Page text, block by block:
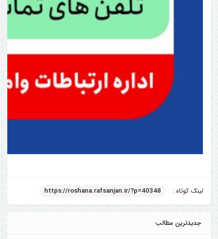
لینک کوتاه : https://roshana.rafsanjan.ir/?p=40348
جدیدترین مطالب